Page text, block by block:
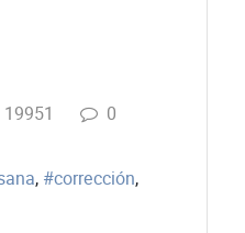
19951
0
corrección